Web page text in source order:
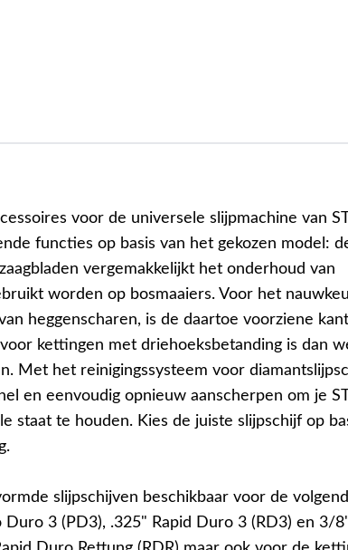
voor de universele slijpmachine van
functies op basis van het gekozen model:
vergemakkelijkt het onderhoud van
worden op bosmaaiers. Voor het
heggenscharen, is de daartoe voorziene
kettingen met driehoeksbetanding is dan
Met het reinigingssysteem voor
en eenvoudig opnieuw aanscherpen om je
staat te houden. Kies de juiste slijpschijf op
slijpschijven beschikbaar voor de
3 (PD3), .325" Rapid Duro 3 (RD3) en 3/